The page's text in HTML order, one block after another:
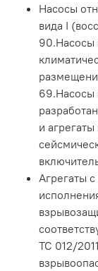
Насосы
вида I
90.Насосы
69.Насосы
и
Агрегаты
ТС 012/